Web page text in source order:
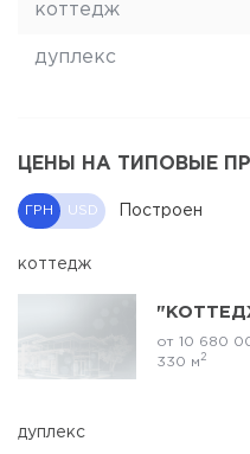
коттедж
дуплекс
ЦЕНЫ НА ТИПОВЫЕ
ГРН USD Построен
коттедж
от 10 680
330 м 2
дуплекс